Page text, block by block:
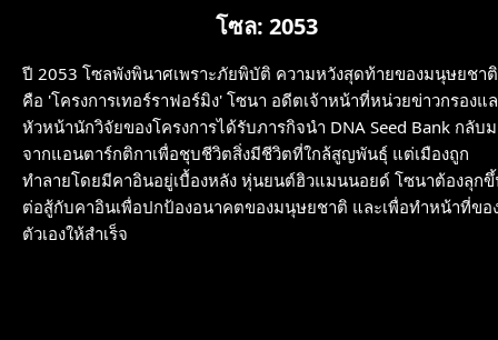
โซล: 2053
ปี 2053 โซลพังพินาศเพราะภัยพิบัติ ความหวังสุดท้ายของมนุษยชาติ
คือ 'โครงการเทอร์ราฟอร์มิง' โซนา อดีตเจ้าหน้าที่หน่วยข่าวกรองแ
หัวหน้านักวิจัยของโครงการได้รับภารกิจนำ DNA Seed Bank กลับ
จากแอนตาร์กติกาเพื่อชุบชีวิตสิ่งมีชีวิตที่ใกล้สูญพันธุ์ แต่เมืองถูก
ทำลายโดยมีคาอินอยู่เบื้องหลัง หุ่นยนต์ฮิวแมนนอยด์ โซนาต้องลุก
ต่อสู้กับคาอินเพื่อปกป้องอนาคตของมนุษยชาติ และเพื่อทำหน้าที่ขอ
ตัวเองให้สำเร็จ